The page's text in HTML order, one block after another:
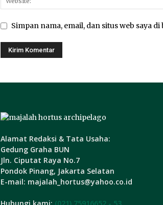
Simpan nama, email, dan situs web saya
Alamat Redaksi & Tata Usaha:
Gedung Graha BUN
Jln. Ciputat Raya No.7
Pondok Pinang, Jakarta Selatan
E-mail: majalah_hortus@yahoo.co.id
Hubungi kami: (021) 75916652 - 53